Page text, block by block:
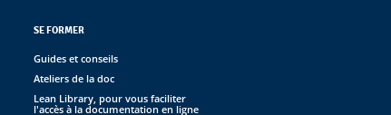
SE FORMER
Guides et conseils
Ateliers de la doc
Lean Library, pour vous faciliter
l'accès à la documentation en ligne